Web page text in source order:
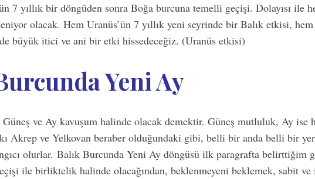
7 yıllık bir döngüden sonra Boğa burcuna temelli geçişi. Dolayısı ile
olacak. Hem Uranüs’ün 7 yıllık yeni seyrinde bir Balık etkisi,
büyük itici ve ani bir etki hissedeceğiz. (Uranüs etkisi)
Yeni Ay
ve Ay kavuşum halinde olacak demektir. Güneş mutluluk, Ay ise
Akrep ve Yelkovan beraber olduğundaki gibi, belli bir anda belli bir
olurlar. Balık Burcunda Yeni Ay döngüsü ilk paragrafta belirttiğim
ile birliktelik halinde olacağından, beklenmeyeni beklemek, sabit